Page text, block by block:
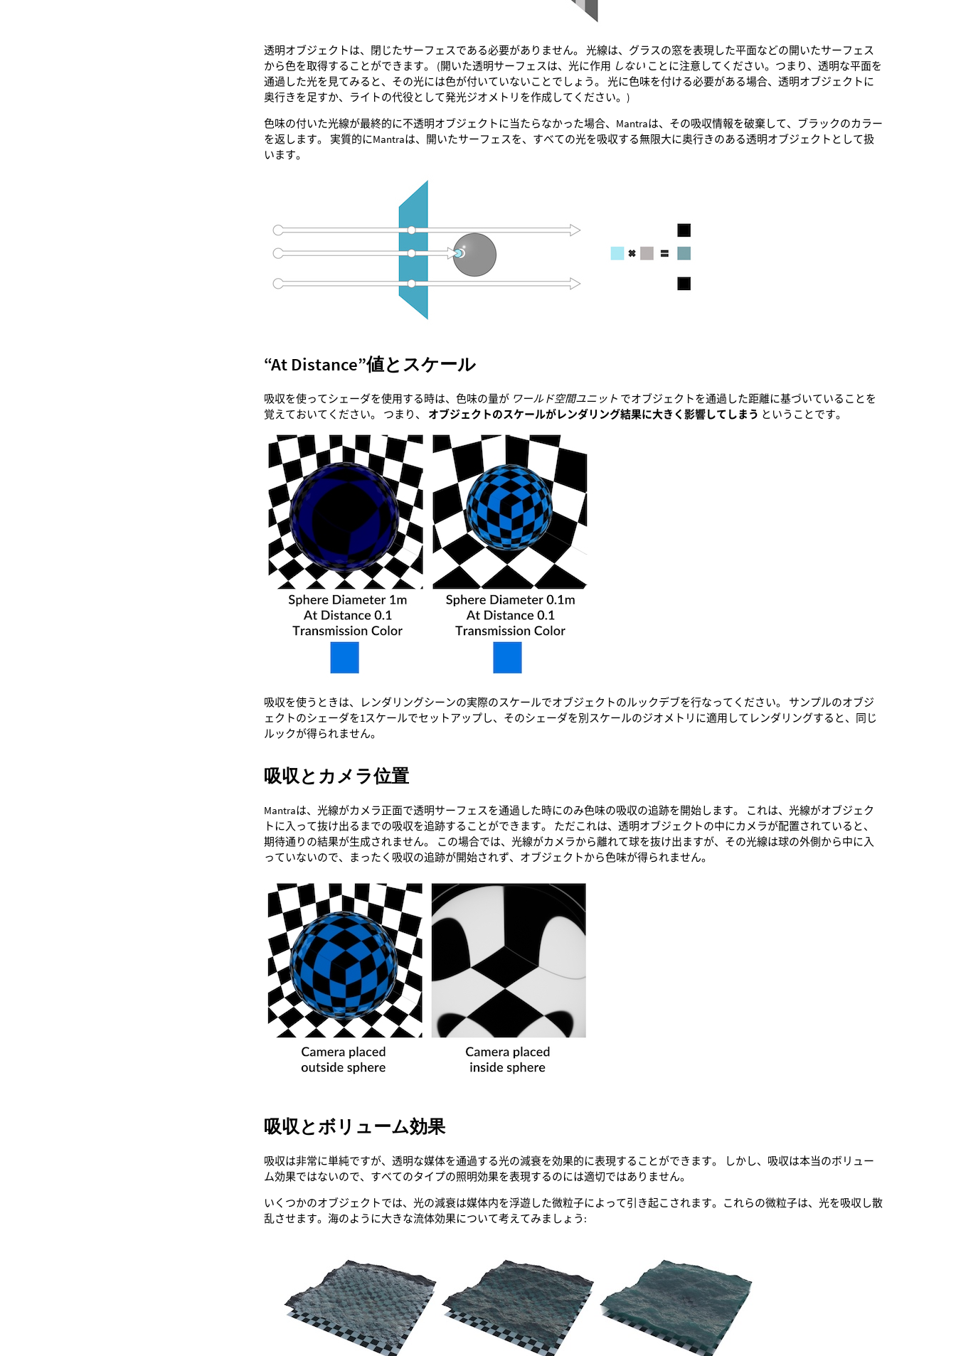
透明オブジェクトは、閉じたサーフェスである必要がありません。 光線は、グラスの窓を表現した平面などの開いたサーフェス
から色を取得することができます。 (開いた透明サーフェスは、光に作用 しない ことに注意してください。つまり、透明な平面を
通過した光を見てみると、その光には色が付いていないことでしょう。 光に色味を付ける必要がある場合、透明オブジェクトに
奥行きを足すか、ライトの代役として発光ジオメトリを作成してください。)
色味の付いた光線が最終的に不透明オブジェクトに当たらなかった場合、Mantraは、その吸収情報を破棄して、ブラックのカラー
を返します。 実質的にMantraは、開いたサーフェスを、すべての光を吸収する無限大に奥行きのある透明オブジェクトとして扱
います。
“At Distance”値とスケール
吸収を使ってシェーダを使用する時は、色味の量が ワールド空間ユニット でオブジェクトを通過した距離に基づいていることを
覚えておいてください。 つまり、 オブジェクトのスケールがレンダリング結果に大きく影響してしまう ということです。
吸収を使うときは、レンダリングシーンの実際のスケールでオブジェクトのルックデブを行なってください。 サンプルのオブジ
ェクトのシェーダを1スケールでセットアップし、そのシェーダを別スケールのジオメトリに適用してレンダリングすると、同じ
ルックが得られません。
吸収とカメラ位置
Mantraは、光線がカメラ正面で透明サーフェスを通過した時にのみ色味の吸収の追跡を開始します。 これは、光線がオブジェク
トに入って抜け出るまでの吸収を追跡することができます。 ただこれは、透明オブジェクトの中にカメラが配置されていると、
期待通りの結果が生成されません。 この場合では、光線がカメラから離れて球を抜け出ますが、その光線は球の外側から中に入
っていないので、まったく吸収の追跡が開始されず、オブジェクトから色味が得られません。
吸収とボリューム効果
吸収は非常に単純ですが、透明な媒体を通過する光の減衰を効果的に表現することができます。 しかし、吸収は本当のボリュー
ム効果ではないので、すべてのタイプの照明効果を表現するのには適切ではありません。
いくつかのオブジェクトでは、光の減衰は媒体内を浮遊した微粒子によって引き起こされます。これらの微粒子は、光を吸収し散
乱させます。海のように大きな流体効果について考えてみましょう: